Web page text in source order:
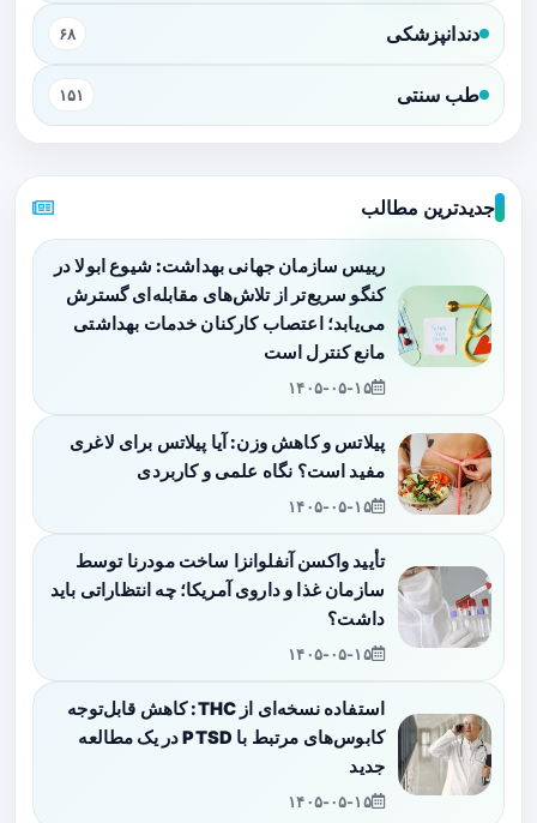
دندانپزشکی ۶۸
طب سنتی ۱۵۱
جدیدترین مطالب
رییس سازمان جهانی بهداشت: شیوع ابولا در
کنگو سریع‌تر از تلاش‌های مقابله‌ای گسترش
می‌یابد؛ اعتصاب کارکنان خدمات بهداشتی
مانع کنترل است
۱۴۰۵-۰۵-۱۵
پیلاتس و کاهش وزن: آیا پیلاتس برای لاغری
مفید است؟ نگاه علمی و کاربردی
۱۴۰۵-۰۵-۱۵
تأیید واکسن آنفلوانزا ساخت مودرنا توسط
سازمان غذا و داروی آمریکا؛ چه انتظاراتی باید
داشت؟
۱۴۰۵-۰۵-۱۵
استفاده نسخه‌ای از THC: کاهش قابل‌توجه
کابوس‌های مرتبط با PTSD در یک مطالعه
جدید
۱۴۰۵-۰۵-۱۵